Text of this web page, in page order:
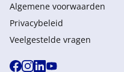
Algemene voorwaarden
Privacybeleid
Veelgestelde vragen